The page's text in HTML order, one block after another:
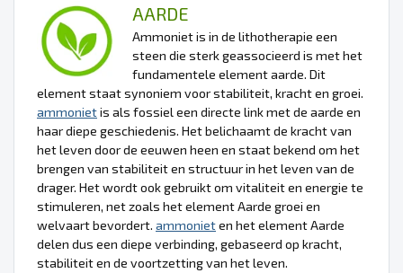
AARDE
Ammoniet is in de lithotherapie een
steen die sterk geassocieerd is met het
fundamentele element aarde. Dit
element staat synoniem voor stabiliteit, kracht en groei.
ammonietis als fossiel een directe link met de aarde en
haar diepe geschiedenis. Het belichaamt de kracht van
het leven door de eeuwen heen en staat bekend om het
brengen van stabiliteit en structuur in het leven van de
drager. Het wordt ook gebruikt om vitaliteit en energie te
stimuleren, net zoals het element Aarde groei en
welvaart bevordert. ammonieten het element Aarde
delen dus een diepe verbinding, gebaseerd op kracht,
stabiliteit en de voortzetting van het leven.